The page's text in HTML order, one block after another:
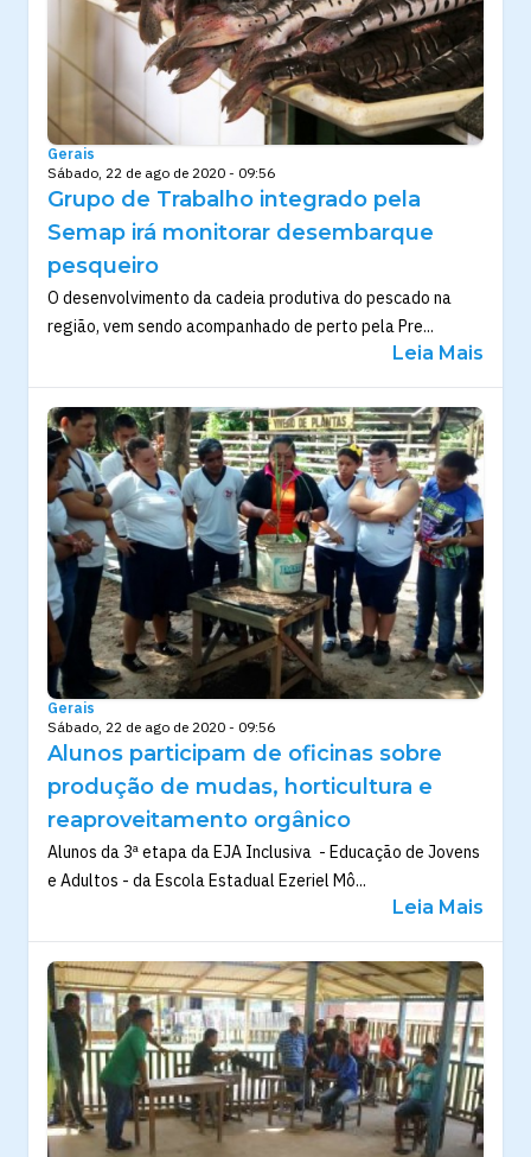
Gerais
Sábado, 22 de ago de 2020 - 09:56
Grupo de Trabalho integrado pela
Semap irá monitorar desembarque
pesqueiro
O desenvolvimento da cadeia produtiva do pescado na
região, vem sendo acompanhado de perto pela Pre...
Leia Mais
Gerais
Sábado, 22 de ago de 2020 - 09:56
Alunos participam de oficinas sobre
produção de mudas, horticultura e
reaproveitamento orgânico
Alunos da 3ª etapa da EJA Inclusiva - Educação de Jovens
e Adultos - da Escola Estadual Ezeriel Mô...
Leia Mais